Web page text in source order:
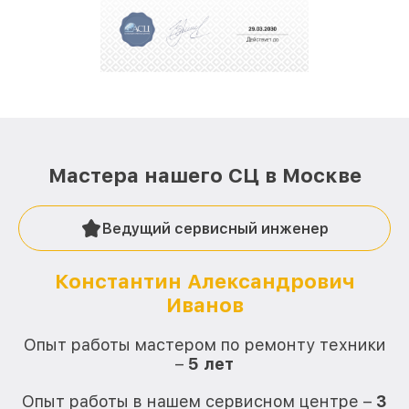
репутацию. Мы постоянно совершенствуемся и
стараемся каждый день делать наш сервис еще
Мастера нашего СЦ в Москве
Ведущий сервисный инженер
Константин Александрович
Иванов
Опыт работы мастером по ремонту техники
– 5 лет
Опыт работы в нашем сервисном центре – 3